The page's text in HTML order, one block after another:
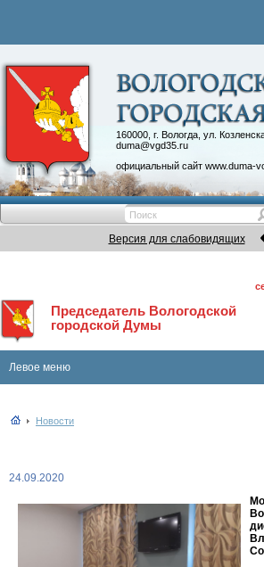
160000, г. Вологда, ул.
duma@vgd35.ru
официальный сайт www.duma-
Контакты
Депутатские
Версия для слабовидящих
Председатель Вологодской
городской Думы
Левое меню
Новости
24.09.2020